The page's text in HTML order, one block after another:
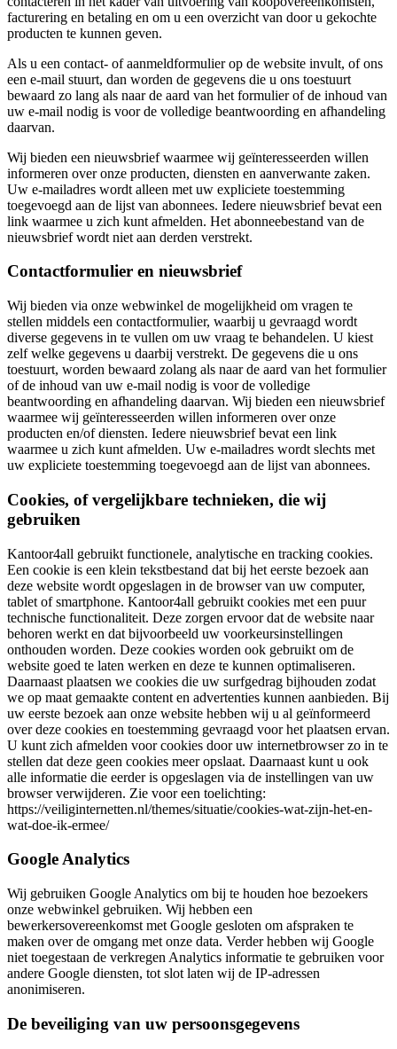
facturering en betaling en om u een overzicht van door u gekochte
producten te kunnen geven.
Als u een contact- of aanmeldformulier op de website invult, of ons
een e-mail stuurt, dan worden de gegevens die u ons toestuurt
bewaard zo lang als naar de aard van het formulier of de inhoud van
uw e-mail nodig is voor de volledige beantwoording en afhandeling
daarvan.
Wij bieden een nieuwsbrief waarmee wij geïnteresseerden willen
informeren over onze producten, diensten en aanverwante zaken.
Uw e-mailadres wordt alleen met uw expliciete toestemming
toegevoegd aan de lijst van abonnees. Iedere nieuwsbrief bevat een
link waarmee u zich kunt afmelden. Het abonneebestand van de
nieuwsbrief wordt niet aan derden verstrekt.
Contactformulier en nieuwsbrief
Wij bieden via onze webwinkel de mogelijkheid om vragen te
stellen middels een contactformulier, waarbij u gevraagd wordt
diverse gegevens in te vullen om uw vraag te behandelen. U kiest
zelf welke gegevens u daarbij verstrekt. De gegevens die u ons
toestuurt, worden bewaard zolang als naar de aard van het formulier
of de inhoud van uw e-mail nodig is voor de volledige
beantwoording en afhandeling daarvan. Wij bieden een nieuwsbrief
waarmee wij geïnteresseerden willen informeren over onze
producten en/of diensten. Iedere nieuwsbrief bevat een link
waarmee u zich kunt afmelden. Uw e-mailadres wordt slechts met
uw expliciete toestemming toegevoegd aan de lijst van abonnees.
Cookies, of vergelijkbare technieken, die wij
gebruiken
Kantoor4all gebruikt functionele, analytische en tracking cookies.
Een cookie is een klein tekstbestand dat bij het eerste bezoek aan
deze website wordt opgeslagen in de browser van uw computer,
tablet of smartphone. Kantoor4all gebruikt cookies met een puur
technische functionaliteit. Deze zorgen ervoor dat de website naar
behoren werkt en dat bijvoorbeeld uw voorkeursinstellingen
onthouden worden. Deze cookies worden ook gebruikt om de
website goed te laten werken en deze te kunnen optimaliseren.
Daarnaast plaatsen we cookies die uw surfgedrag bijhouden zodat
we op maat gemaakte content en advertenties kunnen aanbieden. Bij
uw eerste bezoek aan onze website hebben wij u al geïnformeerd
over deze cookies en toestemming gevraagd voor het plaatsen ervan.
U kunt zich afmelden voor cookies door uw internetbrowser zo in te
stellen dat deze geen cookies meer opslaat. Daarnaast kunt u ook
alle informatie die eerder is opgeslagen via de instellingen van uw
browser verwijderen. Zie voor een toelichting:
https://veiliginternetten.nl/themes/situatie/cookies-wat-zijn-het-en-
wat-doe-ik-ermee/
Google Analytics
Wij gebruiken Google Analytics om bij te houden hoe bezoekers
onze webwinkel gebruiken. Wij hebben een
bewerkersovereenkomst met Google gesloten om afspraken te
maken over de omgang met onze data. Verder hebben wij Google
niet toegestaan de verkregen Analytics informatie te gebruiken voor
andere Google diensten, tot slot laten wij de IP-adressen
anonimiseren.
De beveiliging van uw persoonsgegevens